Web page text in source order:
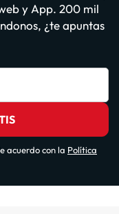
y App. 200 mil
¿te apuntas
acuerdo con la Política